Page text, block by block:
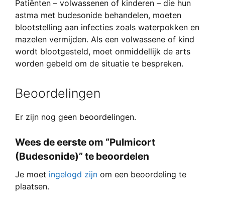
Patiënten – volwassenen of kinderen – die hun
astma met budesonide behandelen, moeten
blootstelling aan infecties zoals waterpokken en
mazelen vermijden. Als een volwassene of kind
wordt blootgesteld, moet onmiddellijk de arts
worden gebeld om de situatie te bespreken.
Beoordelingen
Er zijn nog geen beoordelingen.
Wees de eerste om “Pulmicort
(Budesonide)” te beoordelen
Je moet ingelogd zijn om een beoordeling te
plaatsen.